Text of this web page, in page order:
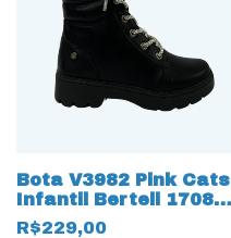
Bota V3982 Pink Cats
Infantil Berteli 17086
Preto
R$229,00